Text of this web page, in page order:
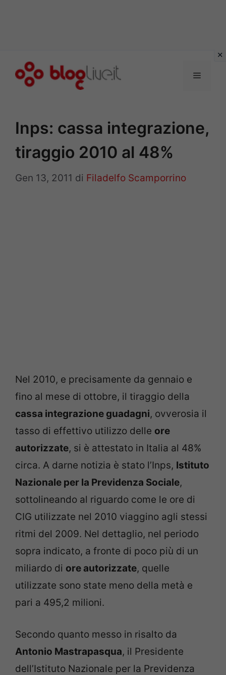
Menu
Inps: cassa integrazione,
tiraggio 2010 al 48%
Gen 13, 2011 di Filadelfo Scamporrino
Nel 2010, e precisamente da gennaio e
fino al mese di ottobre, il tiraggio della
cassa integrazione guadagni, ovverosia il
tasso di effettivo utilizzo delle ore
autorizzate, si è attestato in Italia al 48%
circa. A darne notizia è stato l’Inps, Istituto
Nazionale per la Previdenza Sociale,
sottolineando al riguardo come le ore di
CIG utilizzate nel 2010 viaggino agli stessi
ritmi del 2009. Nel dettaglio, nel periodo
sopra indicato, a fronte di poco più di un
miliardo di ore autorizzate, quelle
utilizzate sono state meno della metà e
pari a 495,2 milioni.
Secondo quanto messo in risalto da
Antonio Mastrapasqua, il Presidente
dell’Istituto Nazionale per la Previdenza